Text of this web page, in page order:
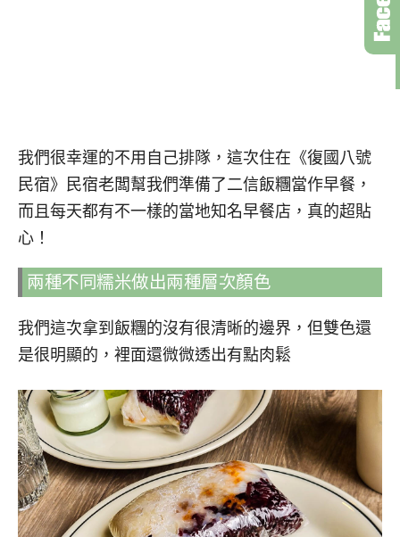
我們很幸運的不用自己排隊，這次住在《復國八號
民宿》民宿老闆幫我們準備了二信飯糰當作早餐，
而且每天都有不一樣的當地知名早餐店，真的超貼
心！
兩種不同糯米做出兩種層次顏色
我們這次拿到飯糰的沒有很清晰的邊界，但雙色還
是很明顯的，裡面還微微透出有點肉鬆